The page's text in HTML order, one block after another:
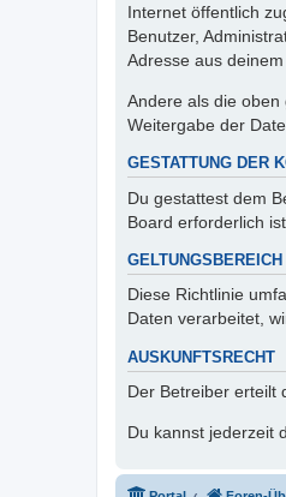
Internet öffentlich
Benutzer,
Adresse aus
Andere als die
Weitergabe der
GESTATTUNG DER
Du gestattest dem
Board erforderlich
Diese Richtlinie
Daten verarbeitet,
AUSKUNFTSRECHT
Der Betreiber erteilt
Du kannst jederzeit